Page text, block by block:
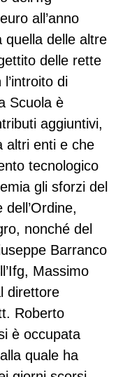
all’anno
quella delle altre
delle rette
di
Scuola è
aggiuntivi,
altri enti e che
tecnologico
gli sforzi del
nonché del
Barranco
Massimo
direttore
Roberto
è occupata
quale ha